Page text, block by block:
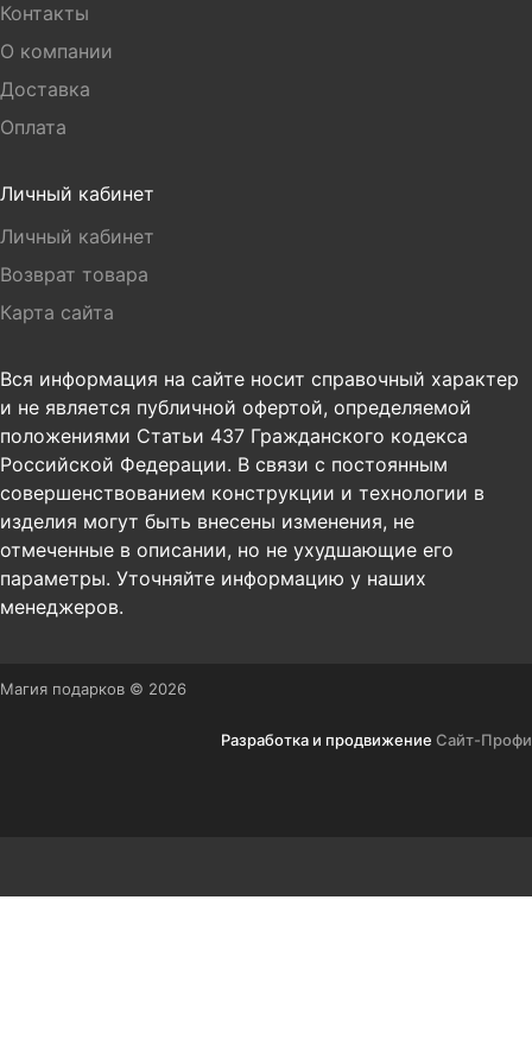
Контакты
О компании
Доставка
Оплата
Личный кабинет
Личный кабинет
Возврат товара
Карта сайта
Вся информация на сайте носит справочный характер
и не является публичной офертой, определяемой
положениями Статьи 437 Гражданского кодекса
Российской Федерации. В связи с постоянным
совершенствованием конструкции и технологии в
изделия могут быть внесены изменения, не
отмеченные в описании, но не ухудшающие его
параметры. Уточняйте информацию у наших
менеджеров.
Магия подарков © 2026
Разработка и продвижение Сайт-Профи